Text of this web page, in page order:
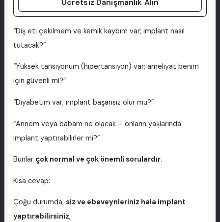
Ücretsiz Danışmanlık Alın
“Diş eti çekilmem ve kemik kaybım var; implant nasıl
tutacak?”
“Yüksek tansiyonum (hipertansiyon) var; ameliyat benim
için güvenli mi?”
“Diyabetim var; implant başarısız olur mu?”
“Annem veya babam ne olacak – onların yaşlarında
implant yaptırabilirler mi?”
Bunlar çok normal ve çok önemli sorulardır.
Kısa cevap:
Çoğu durumda, siz ve ebeveynleriniz hala implant
yaptırabilirsiniz,